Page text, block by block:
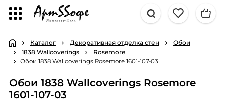
Каталог Декоративная отделка стен
Обои
1838 Wallcoverings
Rosemore
Обои 1838 Wallcoverings Rosemore 1601-107-03
Обои 1838 Wallcoverings Rosemore
1601-107-03